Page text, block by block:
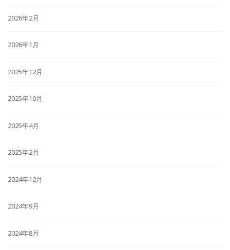
2026年2月
2026年1月
2025年12月
2025年10月
2025年4月
2025年2月
2024年12月
2024年9月
2024年8月